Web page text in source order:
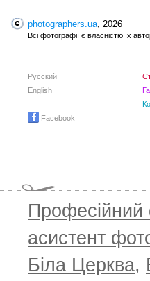
photographers.ua, 2026
Всі фотографії є власністю їх
Русский
English
Facebook
асистент
Біла Церква,